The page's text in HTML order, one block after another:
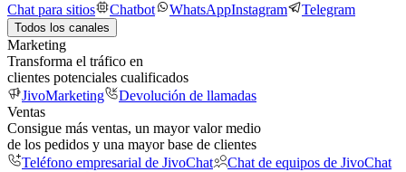
Chat para sitios
Chatbot WhatsAppInstagram Telegram
Todos los canales
Marketing
Transforma el tráfico en
clientes potenciales cualificados
JivoMarketing
Devolución de llamadas
Ventas
Consigue más ventas, un mayor valor medio
de los pedidos y una mayor base de clientes
Teléfono empresarial de JivoChat
Chat de equipos de JivoChat